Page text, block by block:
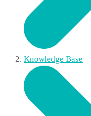
Knowledge Base